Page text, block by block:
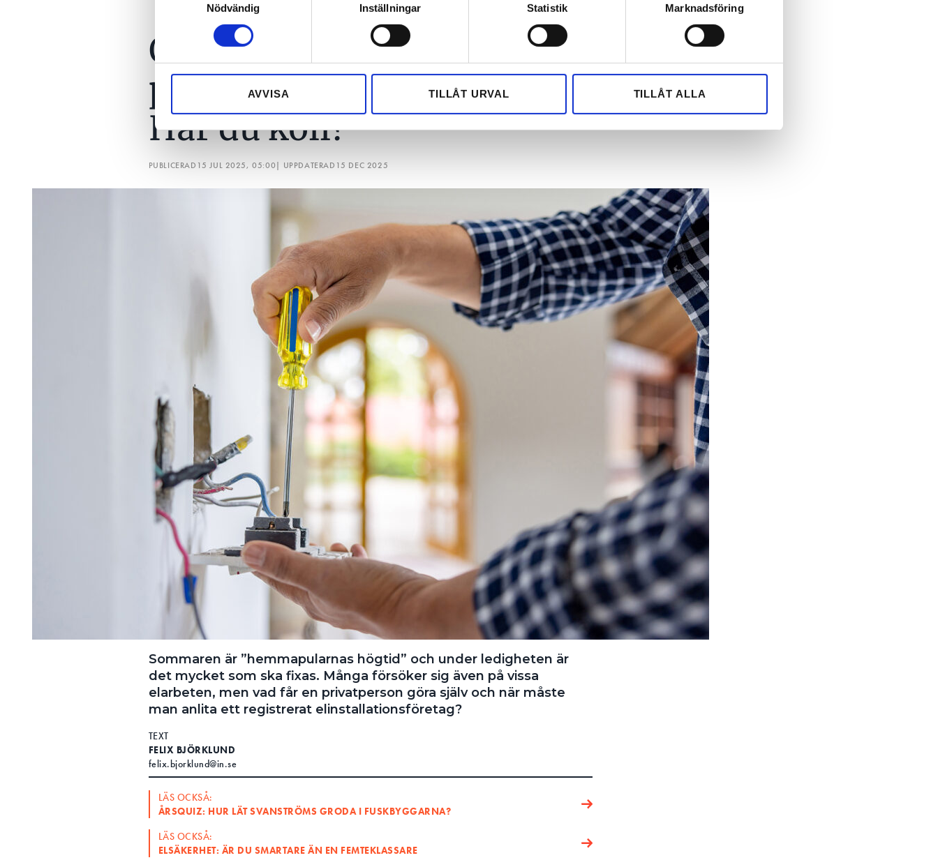
Ta reda på mer om hur dina personliga uppgifter behandlas och ställ in dina preferenser i
detaljsektionen. Du kan ändra
eller dra tillbaka ditt samtycke när som helst från cookie-förklaringen.
sociala medier och analysera vår trafik. Vi vidarebefordrar även sådana identifierare och annan information från din enhet
till de sociala medier och annons- och analysföretag som vi samarbetar med. Dessa kan i sin tur kombinera informationen
Nödvändig
Inställningar Statistik Marknadsföring
AVVISA TILLÅT URVAL TILLÅT ALLA
Quiz: Vilken el får en
privatperson göra själv.
Har du koll?
PUBLICERAD 15 JUL 2025, 05:00| UPPDATERAD 15 DEC 2025
Sommaren är ”hemmapularnas högtid” och under ledigheten är
det mycket som ska fixas. Många försöker sig även på vissa
elarbeten, men vad får en privatperson göra själv och när måste
man anlita ett registrerat elinstallationsföretag?
TEXT
FELIX BJÖRKLUND
felix.bjorklund@in.se
LÄS OCKSÅ:
ÅRSQUIZ: HUR LÄT SVANSTRÖMS GRODA I FUSKBYGGARNA?
LÄS OCKSÅ:
ELSÄKERHET: ÄR DU SMARTARE ÄN EN FEMTEKLASSARE